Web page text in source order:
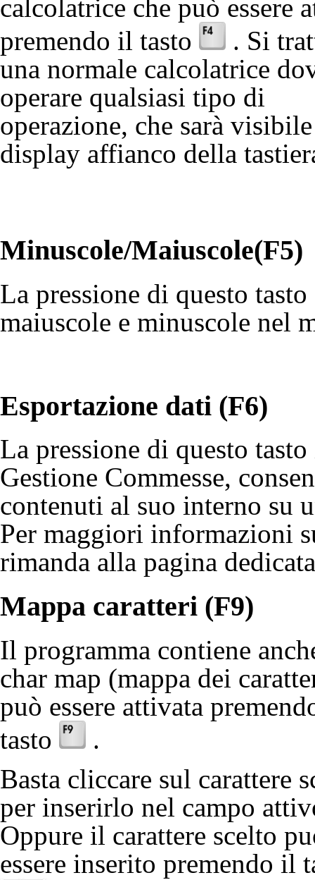
calcolatrice che può essere
premendo il tasto
. Si
una normale calcolatrice
operare qualsiasi tipo di
operazione, che sarà
display affianco della
Minuscole/Maiuscole(F5)
La pressione di questo
maiuscole e minuscole nel
Esportazione dati (F6)
La pressione di questo
Gestione Commesse,
contenuti al suo interno su
Per maggiori informazioni
rimanda alla pagina dedicata
Mappa caratteri (F9)
Il programma contiene
char map (mappa dei
può essere attivata
tasto
.
Basta cliccare sul carattere
per inserirlo nel campo
Oppure il carattere scelto
essere inserito premendo il